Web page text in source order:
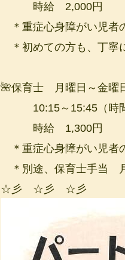
時給 2,000円
＊重症心身障がい児者
＊初めての方も、丁寧
🌺保育士 月曜日～金曜
10:15～15:45（時間
時給 1,300円
＊重症心身障がい児者
＊別途、保育士手当
☆彡 ☆彡 ☆彡